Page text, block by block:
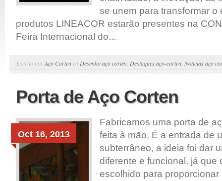
se unem para transformar o
produtos LINEACOR estarão presentes na
Feira Internacional do...
Escrito porAço Cortenen Desenho aço corten Destaques aço-corten Noticias aço
Porta de Aço Corten
Oct 16, 2013
Fabricamos uma porta de
feita à mão. É a entrada de
subterrâneo, a ideia foi dar
diferente e funcional, já que
escolhido para proporcionar